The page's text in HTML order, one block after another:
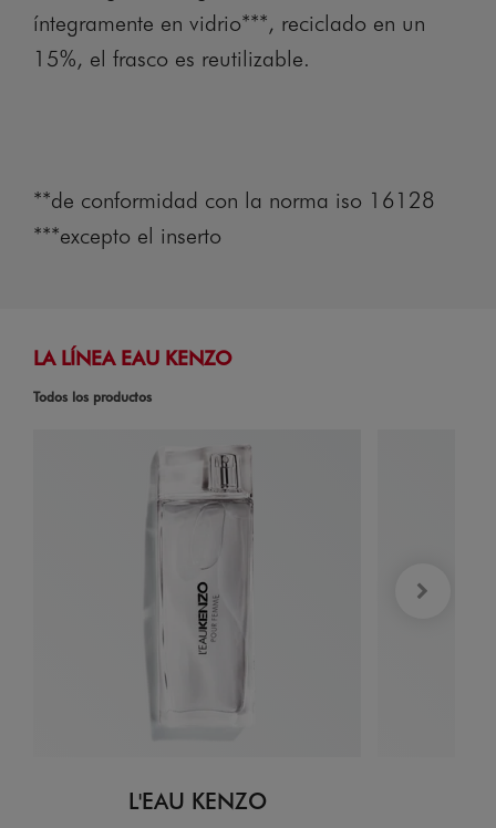
íntegramente en vidrio***, reciclado en un
15%, el frasco es reutilizable.
**de conformidad con la norma iso 16128
***excepto el inserto
LA LÍNEA EAU KENZO
Todos los productos
L'EAU KENZO